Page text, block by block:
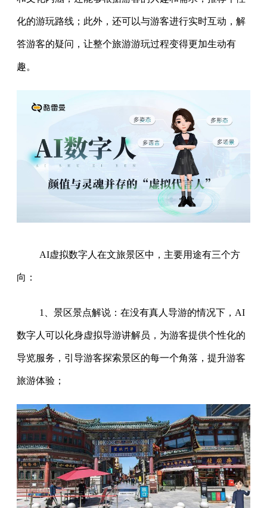
化的游玩路线；此外，还可以与游客进行实时互动，解
答游客的疑问，让整个旅游游玩过程变得更加生动有
趣。
AI虚拟数字人在文旅景区中，主要用途有三个方
向：
1、景区景点解说：在没有真人导游的情况下，AI
数字人可以化身虚拟导游讲解员，为游客提供个性化的
导览服务，引导游客探索景区的每一个角落，提升游客
旅游体验；